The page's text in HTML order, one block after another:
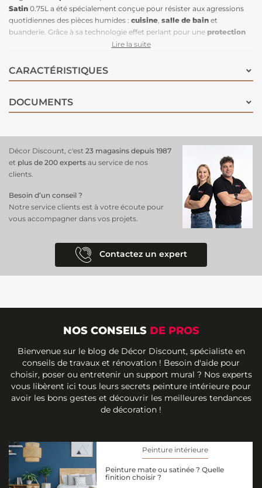
Satin 0.75L a été spécialement conçue pour résister aux agressions
quotidiennes des pièces humides : cuisine salle de bain et
buanderie. Grâce à sa technologie effet perlant pour une protection
aux traces d'eau, l'eau ne pénètre pas le support mais
et particulièrement résistante aux graisses et à
une éponge suffisent à garantir des murs d'une propreté
glycérophtaliques. Cette peinture est également concentrée en
principes actifs, ce qui lui permet une granderésistance aux
temps. Sobre et délicate, la teinteNoir Houvert Satinest une teinte
incontournable en décoration et apporte une ambiance naturelle et
raffinée.
Lire la suite
CARACTÉRISTIQUES
DOCUMENTS
Décor Discount, c'est 23 magasins depuis 1987
et plus de 200 experts au service de nos
clients.
Besoin d’un conseil ?
Notre service clients est à votre écoute pour
vous accompagner dans vos projets.
Contactez un expert
NOS CONSEILS DE PROS
Bienvenue sur le blog de Décor Discount, spécialiste en
conseils de travaux et rénovation ! Besoin d'aide pour
choisir, poser ou entretenir un support mural ? Nos experts
vous libèrent ici tous leurs secrets peinture intérieure pour
avoir les bons gestes et découvrir les meilleures tendances
de décoration !
Peinture intérieure
Peinture mate ou satinée ? Quelle
finition choisir ?